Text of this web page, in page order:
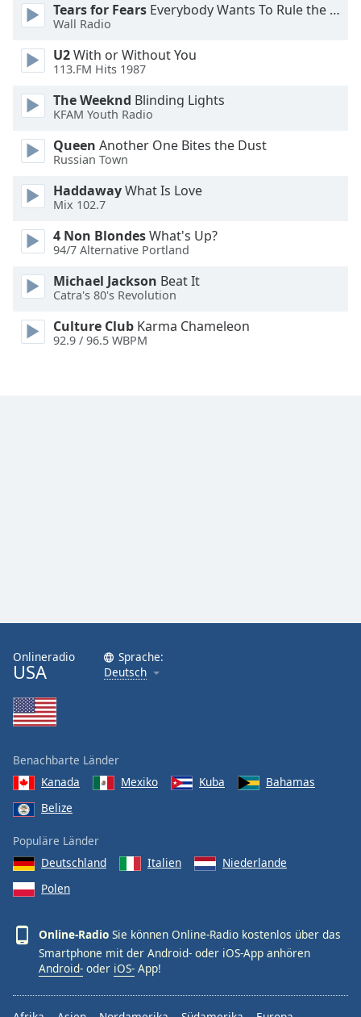
Caption
Area
Background
Edge
Style
Font
Family
Tears for Fears Everybody Wants To Rule the World
Wall Radio
U2With or Without You
113.FM Hits 1987
The Weeknd Blinding Lights
KFAM Youth Radio
Queen Another One Bites the Dust
Russian Town
HaddawayWhat Is Love
Mix 102.7
4 Non BlondesWhat's Up?
94/7 Alternative Portland
Michael Jackson Beat It
Catra's 80's Revolution
Culture Club Karma Chameleon
92.9 / 96.5 WBPM
Onlineradio
USA
Sprache:
Deutsch
Benachbarte Länder
Kanada
Mexiko Kuba
Bahamas
Belize
Populäre Länder
Deutschland
Italien
Niederlande
Polen
Online-Radio Sie können Online-Radio kostenlos über das
Smartphone mit der Android- oder iOS-App anhören
Android- oder iOS- App!